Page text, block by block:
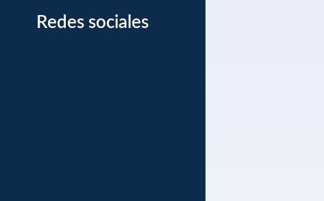
Redes sociales